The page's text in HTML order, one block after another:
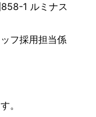
1 ルミナス
フ採用担当係
。